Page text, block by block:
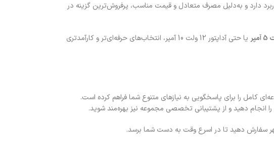
دارد و به‌دلیل مصرف متعادل و قیمت مناسب، پرفروش‌ترین گزینه در
یا حتی آداپتور 12 ولت 10 آمپر، انتخاب‌های حرفه‌ای‌تر و کارآمدتری
برند معتبر پایا در چین، انواع آداپتورهای 12 ولت با آمپرهای مختلف و مجموعه‌ای کامل را برای پاسخگویی به نیازهای متنوع شما فراهم کرده است.
انجام دهید و از پشتیبانی تخصصی مجموعه نیز بهره‌مند شوید.